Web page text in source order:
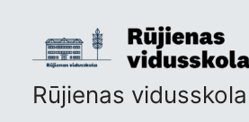
Rūjienas vidusskola